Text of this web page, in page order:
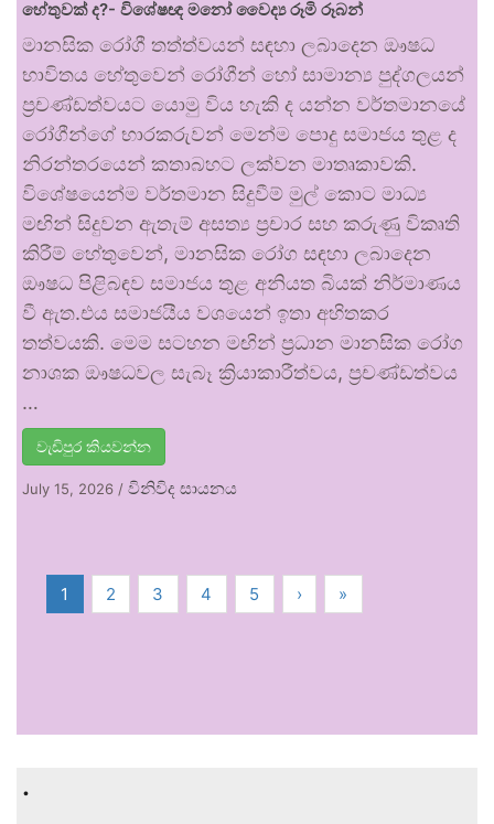
හේතුවක් ද?- විශේෂඥ මනෝ වෛද්‍ය රූමි රූබන්
මානසික රෝගී තත්ත්වයන් සඳහා ලබාදෙන ඖෂධ
භාවිතය හේතුවෙන් රෝගීන් හෝ සාමාන්‍ය පුද්ගලයන්
ප්‍රචණ්ඩත්වයට යොමු විය හැකි ද යන්න වර්තමානයේ
රෝගීන්ගේ භාරකරුවන් මෙන්ම පොදු සමාජය තුළ ද
නිරන්තරයෙන් කතාබහට ලක්වන මාතෘකාවකි.
විශේෂයෙන්ම වර්තමාන සිදුවීම් මුල් කොට මාධ්‍ය
මඟින් සිදුවන ඇතැම් අසත්‍ය ප්‍රචාර සහ කරුණු විකෘති
කිරීම් හේතුවෙන්, මානසික රෝග සඳහා ලබාදෙන
ඖෂධ පිළිබඳව සමාජය තුළ අනියත බියක් නිර්මාණය
වී ඇත.එය සමාජයීය වශයෙන් ඉතා අහිතකර
තත්වයකි. මෙම සටහන මඟින් ප්‍රධාන මානසික රෝග
නාශක ඖෂධවල සැබෑ ක්‍රියාකාරීත්වය, ප්‍රචණ්ඩත්වය
…
වැඩිපුර කියවන්න
July 15, 2026 / විනිවිද සායනය
1 2 3 4 5 › »
.